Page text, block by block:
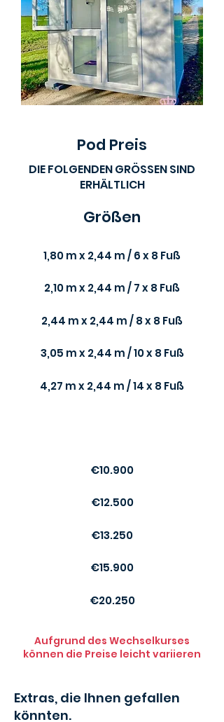
Pod Preis
DIE FOLGENDEN GRÖSSEN SIND
ERHÄLTLICH
​Größen
1,80 m x 2,44 m / 6 x 8 Fuß
2,10 m x 2,44 m / 7 x 8 Fuß
2,44 m x 2,44 m / 8 x 8 Fuß
3,05 m x 2,44 m / 10 x 8 Fuß
4,27 m x 2,44 m / 14 x 8 Fuß
€10.900
€12.500
€13.250
€15.900
€20.250
Aufgrund des Wechselkurses
können die Preise leicht variieren
Extras, die Ihnen gefallen
könnten.